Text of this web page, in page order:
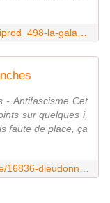
- Antifascisme Cet
sur quelques i,
faute de place, ça